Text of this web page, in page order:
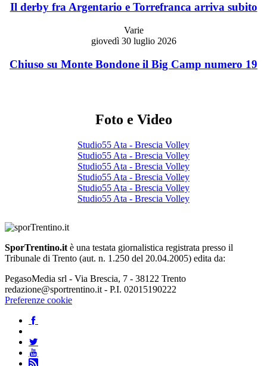
Il derby fra Argentario e Torrefranca arriva subito
Varie
giovedì 30 luglio 2026
Chiuso su Monte Bondone il Big Camp numero 19
Foto e Video
Studio55 Ata - Brescia Volley
Studio55 Ata - Brescia Volley
Studio55 Ata - Brescia Volley
Studio55 Ata - Brescia Volley
Studio55 Ata - Brescia Volley
Studio55 Ata - Brescia Volley
SporTrentino.it è una testata giornalistica registrata presso il
Tribunale di Trento (aut. n. 1.250 del 20.04.2005) edita da:
PegasoMedia srl - Via Brescia, 7 - 38122 Trento
redazione@sportrentino.it - P.I. 02015190222
Preferenze cookie